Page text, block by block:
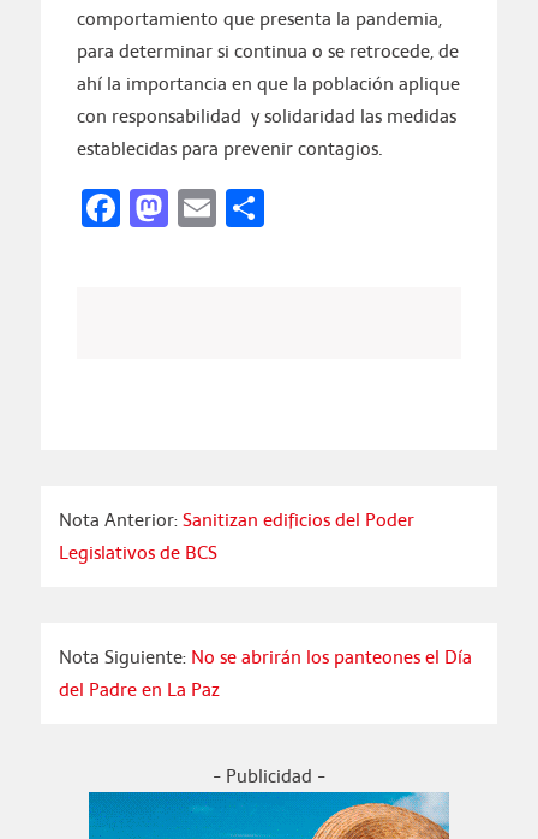
comportamiento que presenta la pandemia,
para determinar si continua o se retrocede, de
ahí la importancia en que la población aplique
con responsabilidad y solidaridad las medidas
establecidas para prevenir contagios.
Facebook
Mastodon
EmailCompartir
Nota Anterior:Sanitizan edificios del Poder
Legislativos de BCS
Nota Siguiente: No se abrirán los panteones el Día
del Padre en La Paz
- Publicidad -